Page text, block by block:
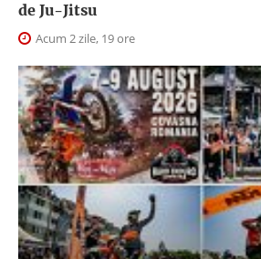
de Ju-Jitsu
Acum 2 zile, 19 ore